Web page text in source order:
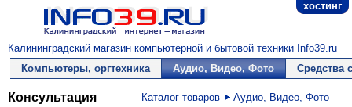
хостинг
Калининградский магазин компьютерной и бытовой техники Info39.ru
Компьютеры, оргтехника
Аудио, Видео, Фото Средства
Консультация Каталог товаров Аудио, Видео, Фото